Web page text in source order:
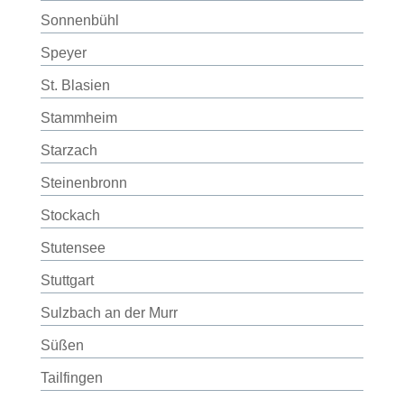
Sonnenbühl
Speyer
St. Blasien
Stammheim
Starzach
Steinenbronn
Stockach
Stutensee
Stuttgart
Sulzbach an der Murr
Süßen
Tailfingen